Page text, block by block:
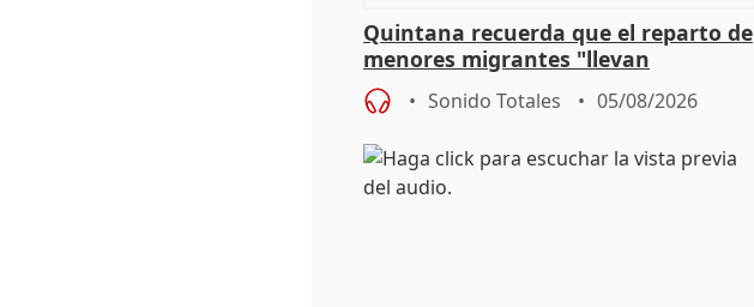
Quintana recuerda que el reparto de
menores migrantes "llevan
aportación del Gobierno" central
Sonido Totales 05/08/2026